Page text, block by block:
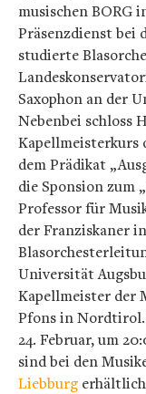
musischen BORG
Präsenzdienst bei
studierte
Saxophon an der
Nebenbei schloss
Kapellmeisterkurs
dem Prädikat
die Sponsion zum
Professor für
der Franziskaner
Universität
Kapellmeister der
Pfons in Nordtirol.
24. Februar, um
sind bei den
Liebburg